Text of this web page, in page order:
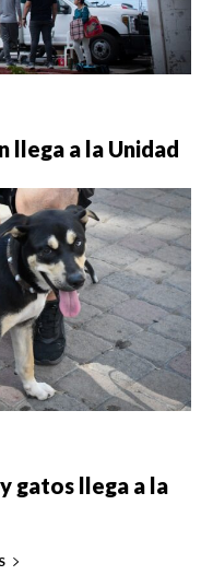
llega a la Unidad
gatos llega a la